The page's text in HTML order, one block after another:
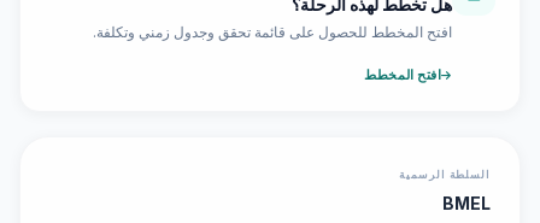
افتح المخطط للحصول على قائمة تحقق وجدول زمني وتكلفة.
افتح المخطط
السلطة الرسمية
BMEL